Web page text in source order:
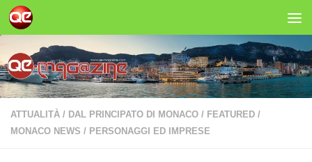
Salta al contenuto
ATTUALITÀ / DAL PRINCIPATO DI MONACO / FEATURED /
MONACO NEWS / PERSONAGGI ED IMPRESE